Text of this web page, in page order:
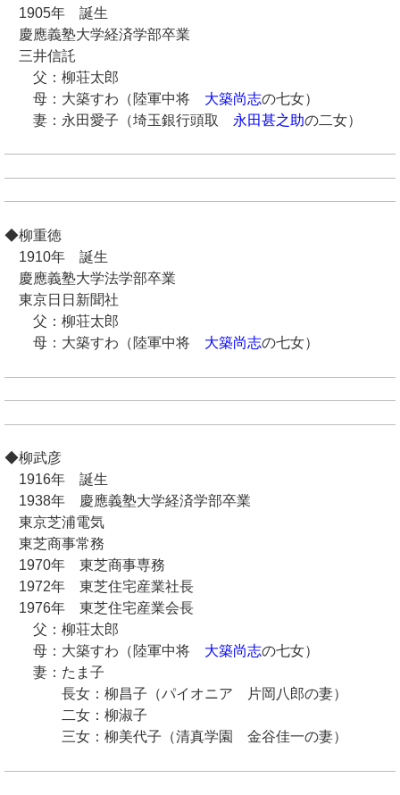
1905年 誕生
慶應義塾大学経済学部卒業
三井信託
父：柳荘太郎
母：大築すわ（陸軍中将 大築尚志の七女）
妻：永田愛子（埼玉銀行頭取 永田甚之助の二女）
◆柳重徳
1910年 誕生
慶應義塾大学法学部卒業
東京日日新聞社
父：柳荘太郎
母：大築すわ（陸軍中将 大築尚志の七女）
◆柳武彦
1916年 誕生
1938年 慶應義塾大学経済学部卒業
東京芝浦電気
東芝商事常務
1970年 東芝商事専務
1972年 東芝住宅産業社長
1976年 東芝住宅産業会長
父：柳荘太郎
母：大築すわ（陸軍中将 大築尚志の七女）
妻：たま子
長女：柳昌子（パイオニア 片岡八郎の妻）
二女：柳淑子
三女：柳美代子（清真学園 金谷佳一の妻）